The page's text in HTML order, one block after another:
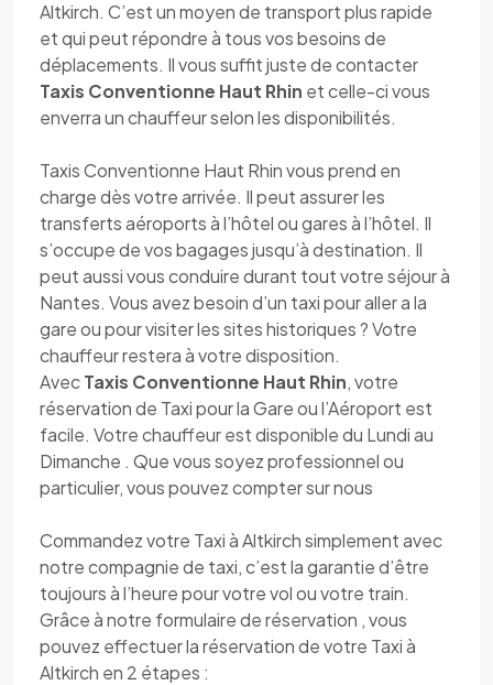
Altkirch. C’est un moyen de transport plus rapide
et qui peut répondre à tous vos besoins de
déplacements. Il vous suffit juste de contacter
Taxis Conventionne Haut Rhin et celle-ci vous
enverra un chauffeur selon les disponibilités.
Taxis Conventionne Haut Rhin vous prend en
charge dès votre arrivée. Il peut assurer les
transferts aéroports à l’hôtel ou gares à l’hôtel. Il
s’occupe de vos bagages jusqu’à destination. Il
peut aussi vous conduire durant tout votre séjour à
Nantes. Vous avez besoin d’un taxi pour aller a la
gare ou pour visiter les sites historiques ? Votre
chauffeur restera à votre disposition.
AvecTaxis Conventionne Haut Rhin, votre
réservation de Taxi pour la Gare ou l’Aéroport est
facile. Votre chauffeur est disponible du Lundi au
Dimanche . Que vous soyez professionnel ou
particulier, vous pouvez compter sur nous
Commandez votre Taxi à Altkirch simplement avec
notre compagnie de taxi, c’est la garantie d’être
toujours à l’heure pour votre vol ou votre train.
Grâce à notre formulaire de réservation , vous
pouvez effectuer la réservation de votre Taxi à
Altkirch en 2 étapes :